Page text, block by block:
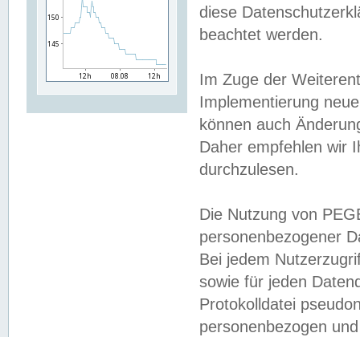
diese
beachtet werden.
Im Zuge der
Implementierung
können auch
Daher empfehlen wir
durchzulesen.
Die Nutzung von
personenbezogener
Bei jedem
sowie für jeden
Protokolldatei
personenbezogen